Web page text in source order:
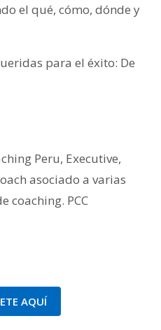
el qué, cómo, dónde y
para el éxito: De
Peru, Executive,
asociado a varias
coaching. PCC
AQUÍ